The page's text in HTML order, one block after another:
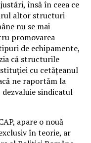
însă în ceea ce
altor structuri
nu se mai
promovarea
de echipamente,
că structurile
cu cetățeanul
ne raportăm la
sindicatul
apare o nouă
în teorie, ar